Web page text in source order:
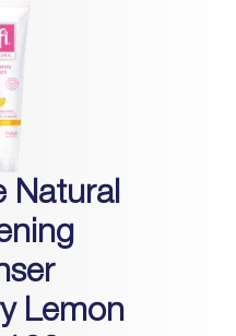
Natural
Lemon